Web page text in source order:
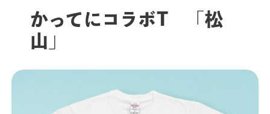
かってにコラボT 「松
山」